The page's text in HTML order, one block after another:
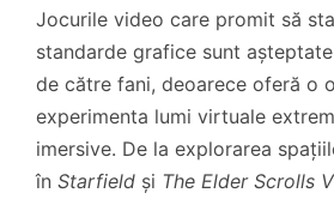
Jocurile video care promit să
standarde grafice sunt
de către fani, deoarece oferă o
experimenta lumi virtuale
imersive. De la explorarea
în Starfield și The Elder Scrolls